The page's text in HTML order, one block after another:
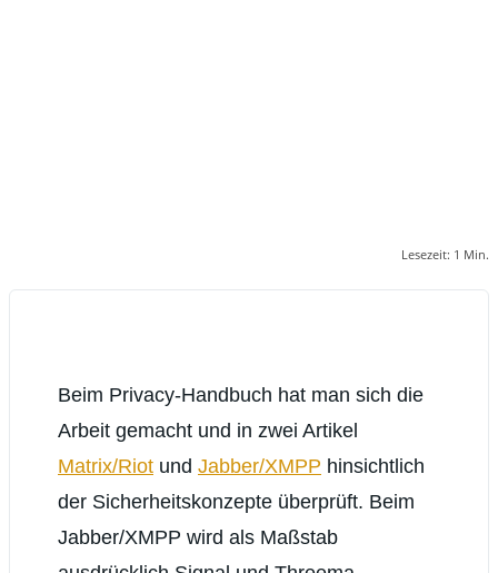
Lesezeit: 1 Min.
Beim Privacy-Handbuch hat man sich die
Arbeit gemacht und in zwei Artikel
Matrix/Riot und Jabber/XMPP hinsichtlich
der Sicherheitskonzepte überprüft. Beim
Jabber/XMPP wird als Maßstab